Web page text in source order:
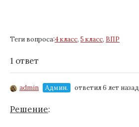
Теги вопроса:4 класс, 5 класс, ВПР
1 ответ
admin Админ. ответил 6 лет назад
Решение: